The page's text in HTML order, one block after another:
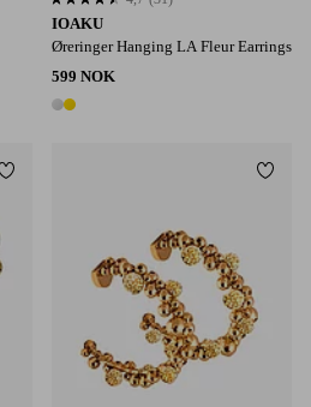
IOAKU
Øreringer Hanging LA Fleur Earrings
599 NOK
2 farger
Legg til favoritter